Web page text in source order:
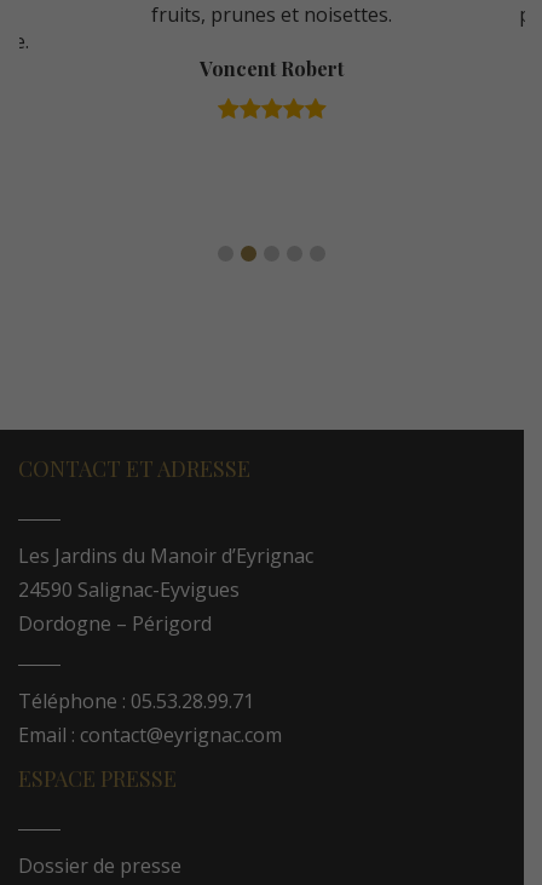
fruits, prunes et noisettes.
Voncent Robert
CONTACT ET ADRESSE
Les Jardins du Manoir d’Eyrignac
24590 Salignac-Eyvigues
Dordogne – Périgord
Téléphone : 05.53.28.99.71
Email : contact@eyrignac.com
ESPACE PRESSE
Dossier de presse